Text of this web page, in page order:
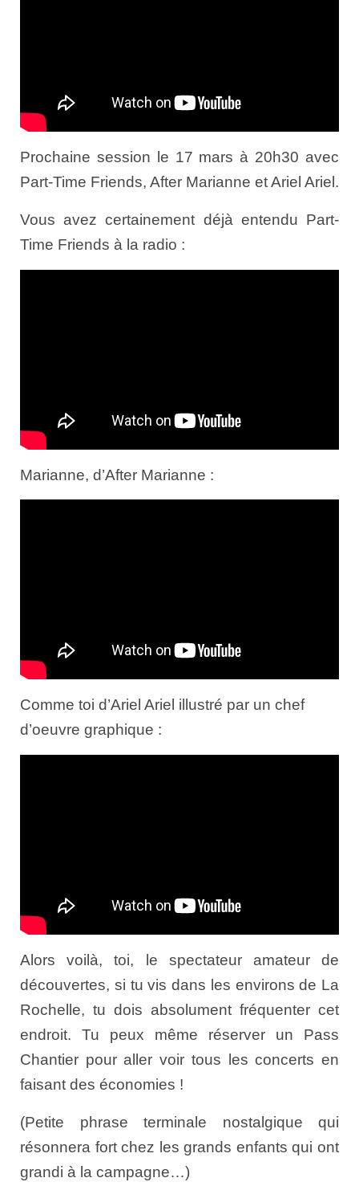
Prochaine session le 17 mars à 20h30 avec
Part-Time Friends, After Marianne et Ariel Ariel.
Vous avez certainement déjà entendu Part-
Time Friends à la radio :
Marianne, d’After Marianne :
Comme toi d’Ariel Ariel illustré par un chef
d’oeuvre graphique :
Alors voilà, toi, le spectateur amateur de
découvertes, si tu vis dans les environs de La
Rochelle, tu dois absolument fréquenter cet
endroit. Tu peux même réserver un Pass
Chantier pour aller voir tous les concerts en
faisant des économies !
(Petite phrase terminale nostalgique qui
résonnera fort chez les grands enfants qui ont
grandi à la campagne…)